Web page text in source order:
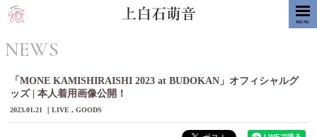
MENU
NEWS
「MONE KAMISHIRAISHI 2023 at BUDOKAN」オフィシャルグ
ッズ | 本人着用画像公開！
2023.01.21 LIVE GOODS